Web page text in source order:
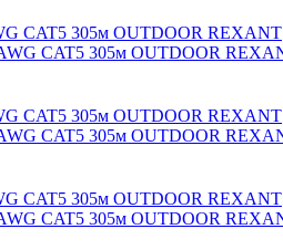
CAT5 305м OUTDOOR REXANT
CAT5 305м OUTDOOR REXANT
CAT5 305м OUTDOOR REXANT